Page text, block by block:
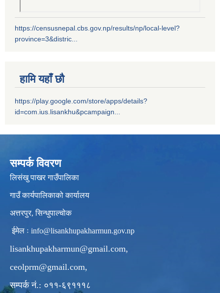
https://censusnepal.cbs.gov.np/results/np/local-level?
province=3&distric...
हामि यहाँ छौ
https://play.google.com/store/apps/details?
id=com.ius.lisankhu&pcampaign...
सम्पर्क विवरण
लिसंखु पाखर गाउँपालिका
गाउँ कार्यपालिकाको कार्यालय
अत्तरपुर, सिन्धुपाल्चोक
ईमेल ः info@lisankhupakharmun.gov.np
lisankhupakharmun@gmail.com,
ceolprm@gmail.com,
सम्पर्क नं.: ०११-६९१११८